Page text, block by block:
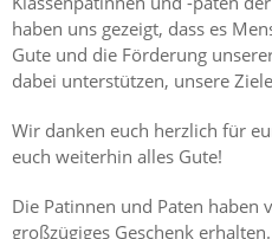
haben uns gezeigt, dass es
Gute und die Förderung
dabei unterstützen, unsere
Wir danken euch herzlich für
euch weiterhin alles Gute!
Die Patinnen und Paten haben
großzügiges Geschenk